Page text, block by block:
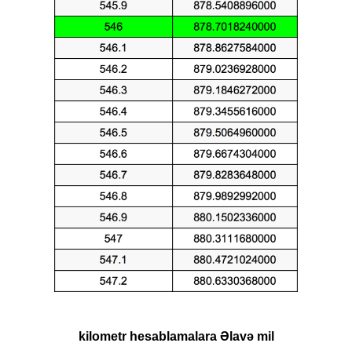
kilometr hesablamalara Əlavə mil